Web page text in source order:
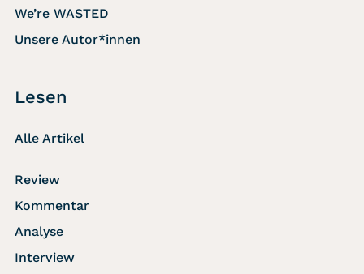
We’re WASTED
Unsere Autor*innen
Lesen
Alle Artikel
Review
Kommentar
Analyse
Interview